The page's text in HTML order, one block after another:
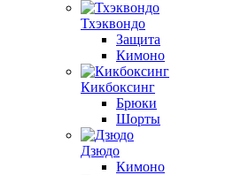
Тхэквондо
Защита
Кимоно
Кикбоксинг
Брюки
Шорты
Дзюдо
Кимоно